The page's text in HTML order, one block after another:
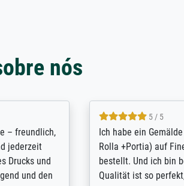
nós
printing is
my go-to
4.8 / 5
Qualité absolument
Extraordinaire
abordés et
demandes